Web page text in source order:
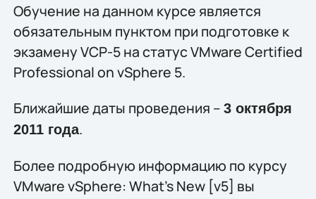
Обучение на данном курсе является
обязательным пунктом при подготовке к
экзамену VCP-5 на статус VMware Certified
Professional on vSphere 5.
Ближайшие даты проведения – 3 октября
2011 года.
Более подробную информацию по курсу
VMware vSphere: What’s New [v5] вы